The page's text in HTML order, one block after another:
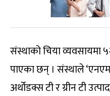
संस्थाको चिया व्यवसायमा
पाएका छन् । संस्थाले
अर्थोडक्स टी र ग्रीन टी